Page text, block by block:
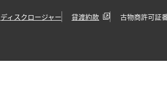
ディスクロージャー 貸渡約款 古物商許可証